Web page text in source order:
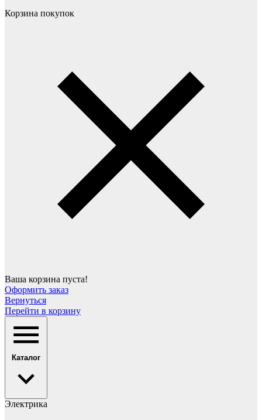
Корзина покупок
Ваша корзина пуста!
Оформить заказ
Вернуться
Перейти в корзину
Каталог
Электрика